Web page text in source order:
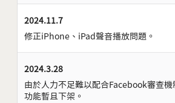
2024.11.7
修正iPhone、iPad聲音播放問題。
2024.3.28
由於人力不足難以配合Facebook審查
功能暫且下架。